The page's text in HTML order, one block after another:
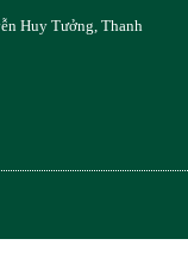
Huy Tưởng, Thanh